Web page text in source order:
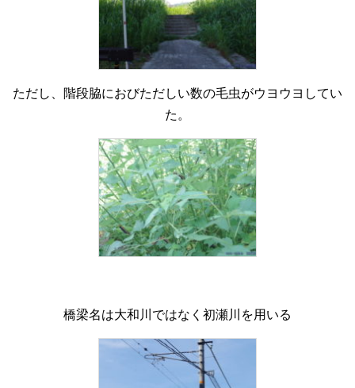
ただし、階段脇におびただしい数の毛虫がウヨウヨしてい
た。
橋梁名は大和川ではなく初瀬川を用いる